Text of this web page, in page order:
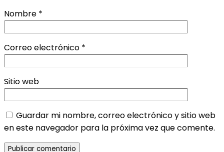
Nombre *
Correo electrónico *
Sitio web
Guardar mi nombre, correo electrónico y sitio web
en este navegador para la próxima vez que comente.